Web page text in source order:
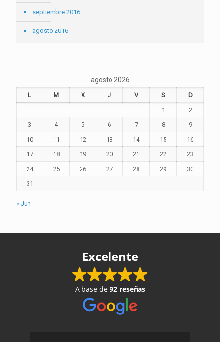
septiembre 2016
agosto 2016
agosto 2026
L M X J V S
D
1
2
3
4 5 6 7 8
9
10
11 12 13 14 15
16
17
18 19 20 21 22
23
24
25 26 27 28 29
30
31
« Jun
Excelente
A base de 92 reseñas